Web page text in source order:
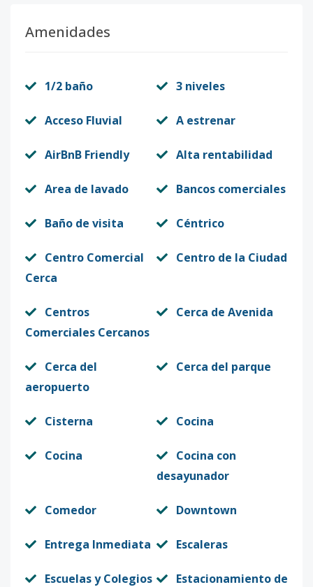
Amenidades
1/2 baño 3 niveles
Acceso Fluvial A estrenar
AirBnB Friendly Alta rentabilidad
Area de lavado Bancos comerciales
Baño de visita Céntrico
Centro Comercial
Cerca
Centro de la Ciudad
Centros
Comerciales Cercanos
Cerca de Avenida
Cerca del
aeropuerto
Cerca del parque
Cisterna Cocina
Cocina
Cocina con
desayunador
Comedor Downtown
Entrega Inmediata Escaleras
Escuelas y Colegios
Estacionamiento de